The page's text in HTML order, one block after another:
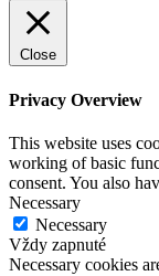
Close
Privacy Overview
This website uses
working of basic
consent. You also
Necessary
Necessary
Vždy zapnuté
Necessary cookies